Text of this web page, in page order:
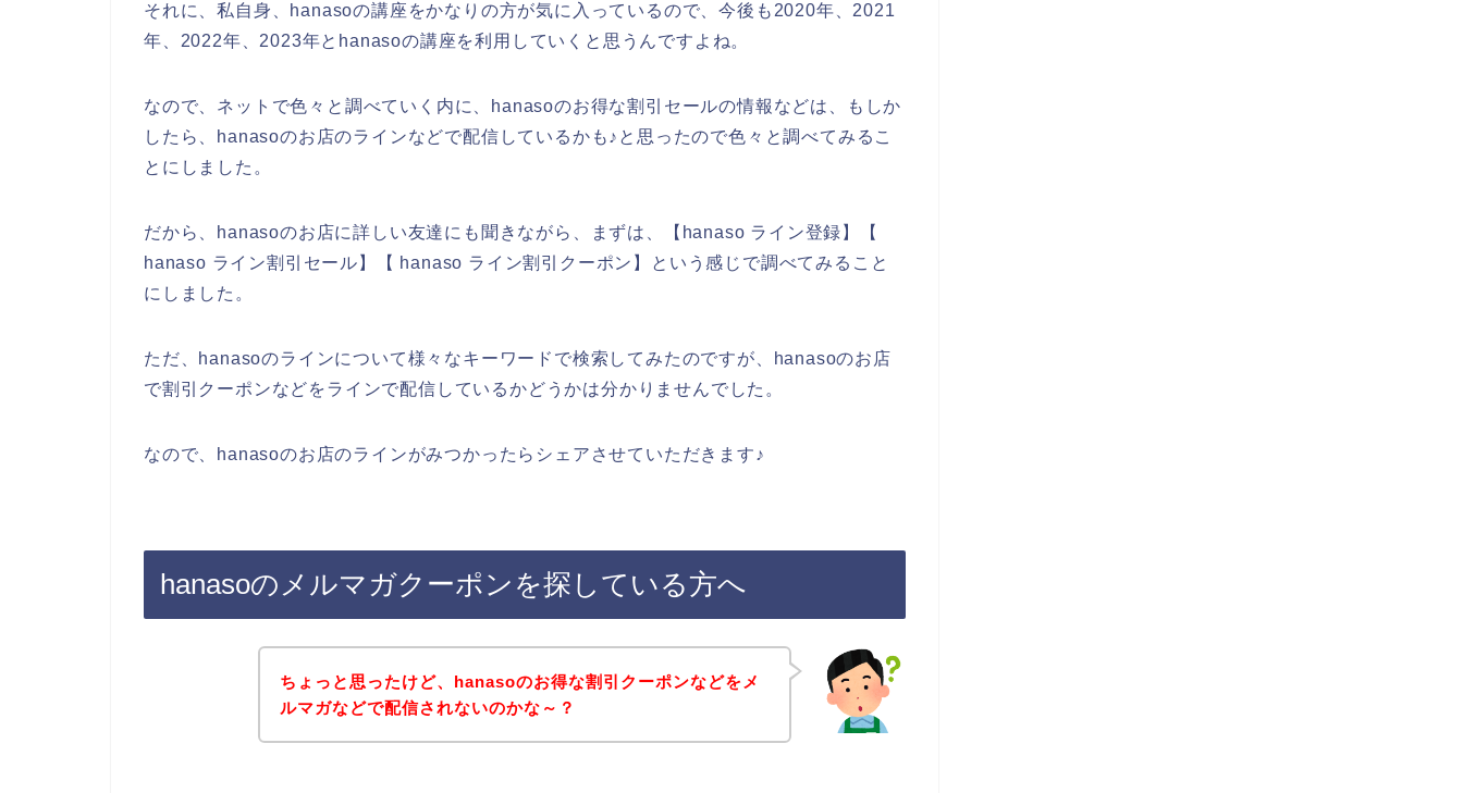
それに、私自身、hanasoの講座をかなりの方が気に入っているので、今後も2020年、2021
年、2022年、2023年とhanasoの講座を利用していくと思うんですよね。
なので、ネットで色々と調べていく内に、hanasoのお得な割引セールの情報などは、もしか
したら、hanasoのお店のラインなどで配信しているかも♪と思ったので色々と調べてみるこ
とにしました。
だから、hanasoのお店に詳しい友達にも聞きながら、まずは、【hanaso ライン登録】【
hanaso ライン割引セール】【 hanaso ライン割引クーポン】という感じで調べてみること
にしました。
ただ、hanasoのラインについて様々なキーワードで検索してみたのですが、hanasoのお店
で割引クーポンなどをラインで配信しているかどうかは分かりませんでした。
なので、hanasoのお店のラインがみつかったらシェアさせていただきます♪
hanasoのメルマガクーポンを探している方へ
ちょっと思ったけど、hanasoのお得な割引クーポンなどをメ
ルマガなどで配信されないのかな～？